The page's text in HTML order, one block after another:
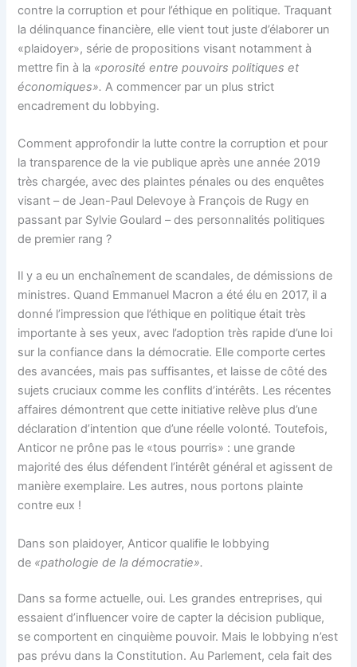
contre la corruption et pour l’éthique en politique. Traquant
la délinquance financière, elle vient tout juste d’élaborer un
«plaidoyer», série de propositions visant notamment à
mettre fin à la «porosité entre pouvoirs politiques et
économiques».A commencer par un plus strict
encadrement du lobbying.
Comment approfondir la lutte contre la corruption et pour
la transparence de la vie publique après une année 2019
très chargée, avec des plaintes pénales ou des enquêtes
visant – de Jean-Paul Delevoye à François de Rugy en
passant par Sylvie Goulard – des personnalités politiques
de premier rang ?
Il y a eu un enchaînement de scandales, de démissions de
ministres. Quand Emmanuel Macron a été élu en 2017, il a
donné l’impression que l’éthique en politique était très
importante à ses yeux, avec l’adoption très rapide d’une loi
sur la confiance dans la démocratie. Elle comporte certes
des avancées, mais pas suffisantes, et laisse de côté des
sujets cruciaux comme les conflits d’intérêts. Les récentes
affaires démontrent que cette initiative relève plus d’une
déclaration d’intention que d’une réelle volonté. Toutefois,
Anticor ne prône pas le «tous pourris» : une grande
majorité des élus défendent l’intérêt général et agissent de
manière exemplaire. Les autres, nous portons plainte
contre eux !
Dans son plaidoyer, Anticor qualifie le lobbying
de «pathologie de la démocratie».
Dans sa forme actuelle, oui. Les grandes entreprises, qui
essaient d’influencer voire de capter la décision publique,
se comportent en cinquième pouvoir. Mais le lobbying n’est
pas prévu dans la Constitution. Au Parlement, cela fait des